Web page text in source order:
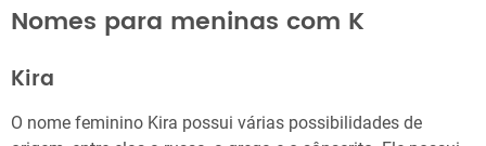
Nomes para meninas com K
Kira
O nome feminino Kira possui várias possibilidades de